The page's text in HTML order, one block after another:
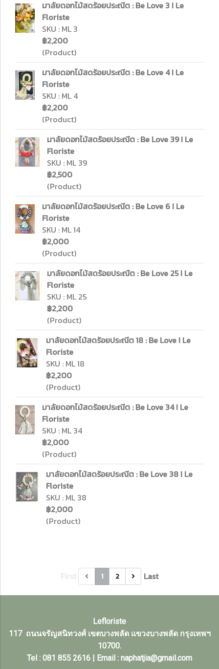
มาลัยดอกไม้สดร้อยประณีต : Be Love 3 I Le
Floriste
SKU : ML 3
฿2,200
(Product)
มาลัยดอกไม้สดร้อยประณีต : Be Love 4 I Le
Floriste
SKU : ML 4
฿2,200
(Product)
มาลัยดอกไม้สดร้อยประณีต : Be Love 39 I Le
Floriste
SKU : ML 39
฿2,500
(Product)
มาลัยดอกไม้สดร้อยประณีต : Be Love 6 I Le
Floriste
SKU : ML 14
฿2,000
(Product)
มาลัยดอกไม้สดร้อยประณีต : Be Love 25 I Le
Floriste
SKU : ML 25
฿2,200
(Product)
มาลัยดอกไม้สดร้อยประณีต 18 : Be Love I Le
Floriste
SKU : ML 18
฿2,200
(Product)
มาลัยดอกไม้สดร้อยประณีต : Be Love 34 I Le
Floriste
SKU : ML 34
฿2,000
(Product)
มาลัยดอกไม้สดร้อยประณีต : Be Love 38 I Le
Floriste
SKU : ML 38
฿2,000
(Product)
1 2 Last
Lefloriste
117 ถนนจรัญสนิทวงศ์ เขตบางพลัด แขวงบางพลัด กรุงเทพฯ
10700.
Tel : 081 855 2616 | Email : naphatjia@gmail.com